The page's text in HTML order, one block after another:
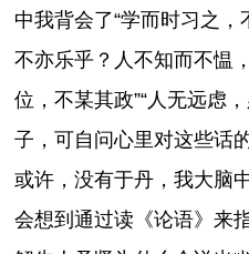
中我背会了“学而时习之，
不亦乐乎？人不知而不愠
位，不某其政”“人无远虑
子，可自问心里对这些话
或许，没有于丹，我大脑
会想到通过读《论语》来